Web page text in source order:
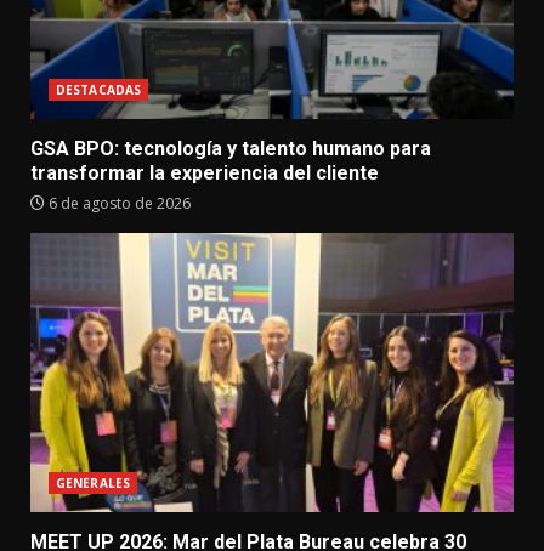
DESTACADAS
GSA BPO: tecnología y talento humano para
transformar la experiencia del cliente
6 de agosto de 2026
GENERALES
MEET UP 2026: Mar del Plata Bureau celebra 30